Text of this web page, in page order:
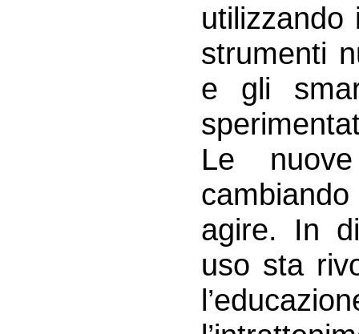
utilizzando
strumenti
e gli
Le
agire. In
uso sta